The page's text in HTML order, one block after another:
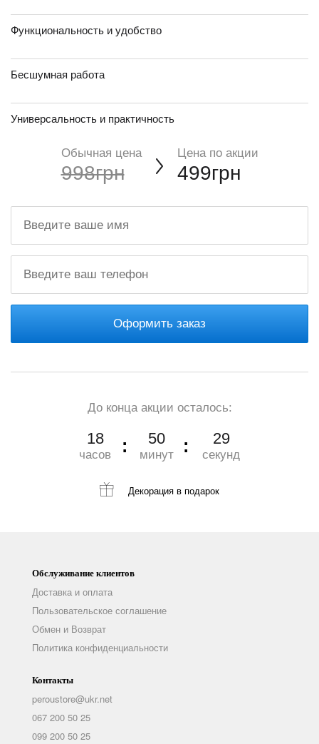
Функциональность и удобство
Бесшумная работа
Универсальность и практичность
Обычная цена
998грн
Цена по акции
499грн
Оформить заказ
До конца акции осталось:
18
часов
50
минут
27
секунд
Декорация в подарок
Обслуживание клиентов
Доставка и оплата
Пользовательское соглашение
Обмен и Возврат
Политика конфиденциальности
Контакты
peroustore@ukr.net
067 200 50 25
099 200 50 25